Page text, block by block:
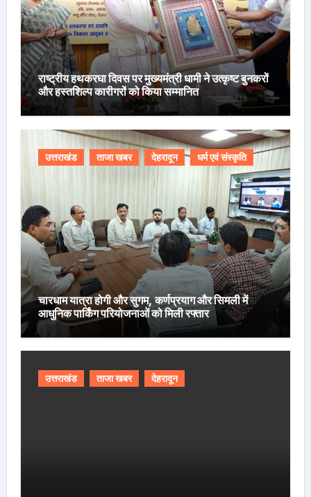
राष्ट्रीय हथकरघा दिवस पर मुख्यमंत्री धामी ने उत्कृष्ट बुनकरों
और हस्तशिल्प कारीगरों को किया सम्मानित
उत्तराखंड ताजा खबर देहरादून धर्म एवं संस्कृति
चारधाम यात्रा होगी और सुगम, कर्णप्रयाग और सिमली में
आधुनिक पार्किंग परियोजनाओं को मिली रफ्तार
उत्तराखंड ताजा खबर देहरादून